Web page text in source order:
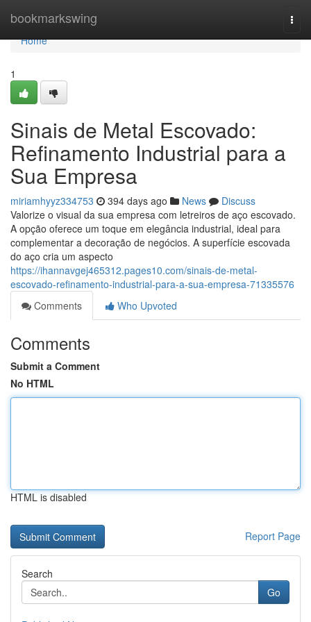
bookmarkswing
Home
Home
1
Sinais de Metal Escovado:
Refinamento Industrial para a
Sua Empresa
miriamhyyz334753 394 days ago News
Discuss
Valorize o visual da sua empresa com letreiros de aço escovado.
A opção oferece um toque em elegância industrial, ideal para
complementar a decoração de negócios. A superfície escovada
do aço cria um aspecto
https://ihannavgej465312.pages10.com/sinais-de-metal-
escovado-refinamento-industrial-para-a-sua-empresa-71335576
Comments
Who Upvoted
Comments
Submit a Comment
No HTML
HTML is disabled
Report Page
Search
Go